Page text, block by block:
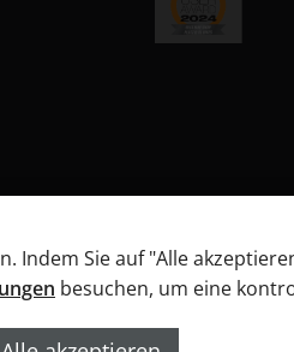
Indem Sie auf "Alle
besuchen, um eine